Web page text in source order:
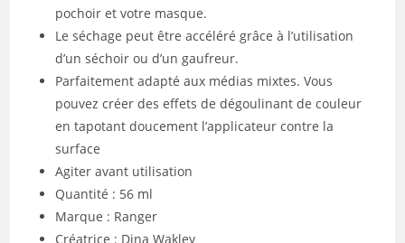
pochoir et votre masque.
Le séchage peut être accéléré grâce à l’utilisation
d’un séchoir ou d’un gaufreur.
Parfaitement adapté aux médias mixtes. Vous
pouvez créer des effets de dégoulinant de couleur
en tapotant doucement l’applicateur contre la
surface
Agiter avant utilisation
Quantité : 56 ml
Marque : Ranger
Créatrice : Dina Wakley